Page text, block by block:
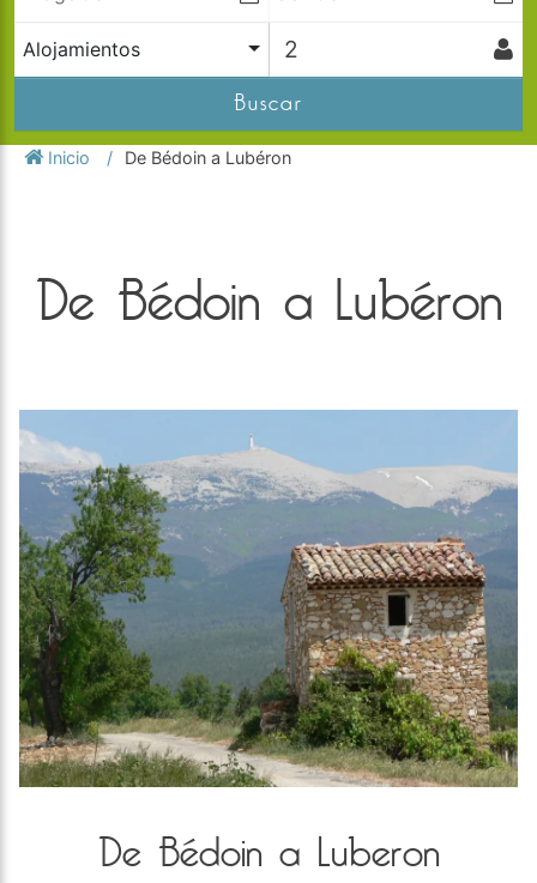
Alojamientos
Buscar
Inicio De Bédoin a Lubéron
De Bédoin a Lubéron
De Bédoin a Luberon